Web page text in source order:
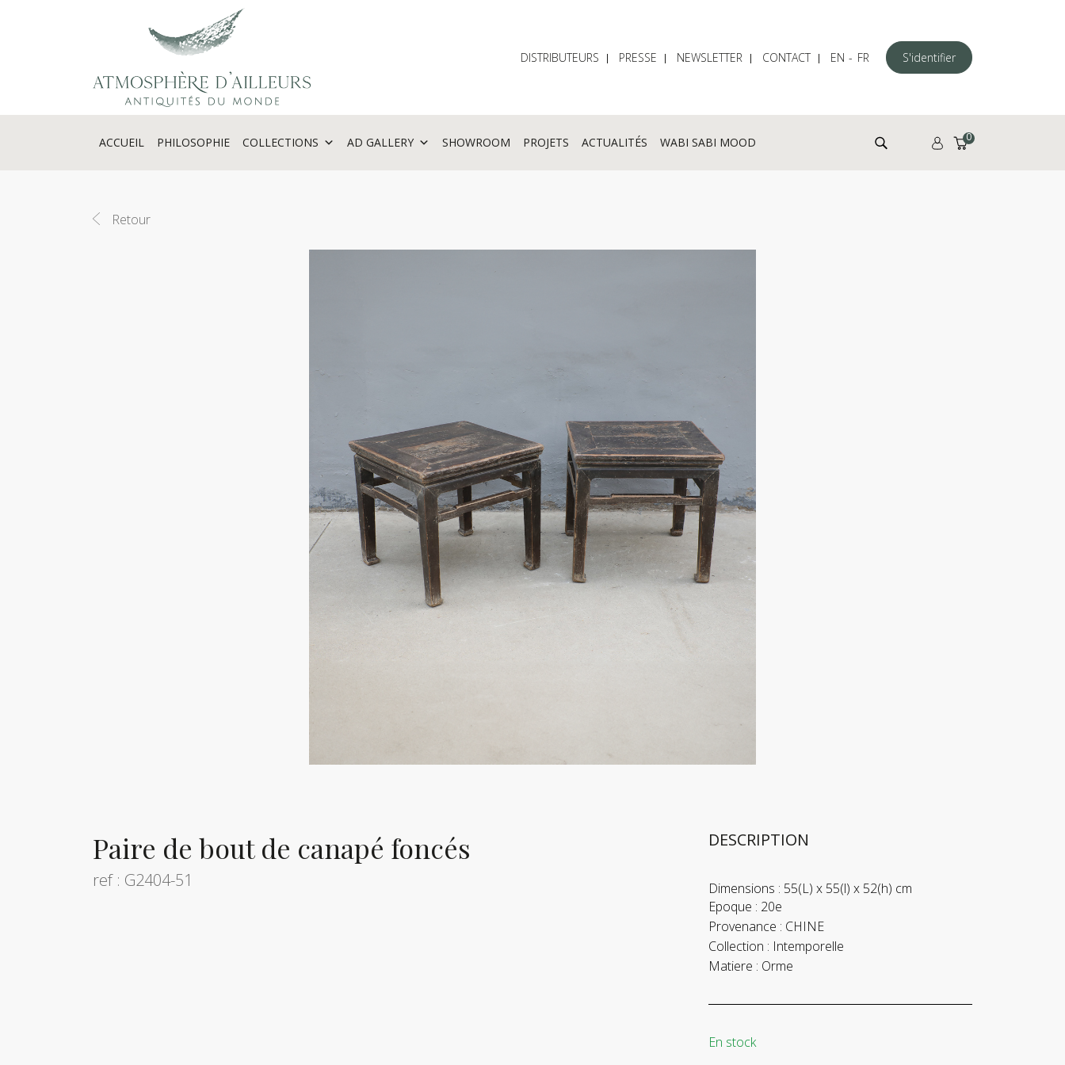
DISTRIBUTEURS PRESSE NEWSLETTER CONTACT EN FR S'identifier
ACCUEIL PHILOSOPHIE COLLECTIONS AD GALLERY SHOWROOM PROJETS ACTUALITÉS WABI SABI MOOD Rechercher : 0
Retour
Paire de bout de canapé foncés
ref : G2404-51
DESCRIPTION
Dimensions : 55(L) x 55(l) x 52(h) cm
Epoque : 20e
Provenance : CHINE
Collection : Intemporelle
Matiere : Orme
En stock